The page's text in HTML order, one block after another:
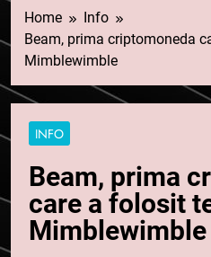
Home
Info
Beam, prima criptomoneda
Mimblewimble
INFO
Beam, prima
care a folosit
Mimblewimble